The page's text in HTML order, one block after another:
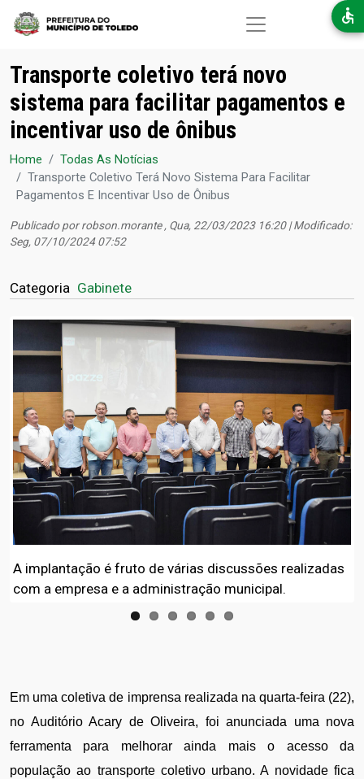
Pular para o conteúdo principal
Transporte coletivo terá novo
sistema para facilitar pagamentos e
incentivar uso de ônibus
Home
Todas As Notícias
Transporte Coletivo Terá Novo Sistema Para Facilitar
Pagamentos E Incentivar Uso de Ônibus
Publicado porrobson.morante, Qua, 22/03/2023 16:20 | Modificado:
Seg, 07/10/2024 07:52
Categoria Gabinete
A implantação é fruto de várias discussões realizadas
com a empresa e a administração municipal.
Em uma coletiva de imprensa realizada na quarta-feira (22),
no Auditório Acary de Oliveira, foi anunciada uma nova
ferramenta para melhorar ainda mais o acesso da
população ao transporte coletivo urbano. A novidade fica